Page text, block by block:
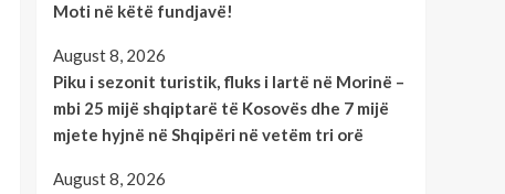
Moti në këtë fundjavë!
August 8, 2026
Piku i sezonit turistik, fluks i lartë në Morinë –
mbi 25 mijë shqiptarë të Kosovës dhe 7 mijë
mjete hyjnë në Shqipëri në vetëm tri orë
August 8, 2026